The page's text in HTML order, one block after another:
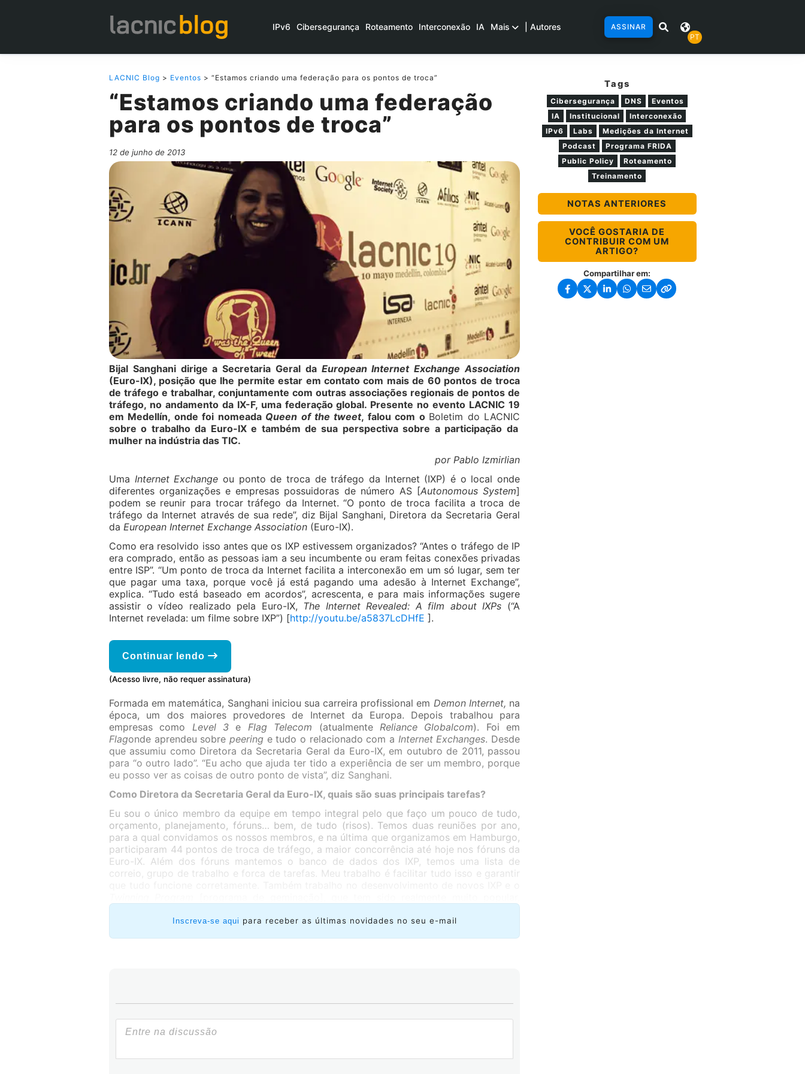
IPv6 Cibersegurança Roteamento Interconexão IA Mais | Autores
ASSINAR
PT
LACNIC Blog > Eventos > “Estamos criando uma federação para os pontos de troca”
“Estamos criando uma federação
para os pontos de troca”
12 de junho de 2013
Bijal Sanghani dirige a Secretaria Geral da European Internet Exchange Association
(Euro-IX), posição que lhe permite estar em contato com mais de 60 pontos de troca
de tráfego e trabalhar, conjuntamente com outras associações regionais de pontos de
tráfego, no andamento da IX-F, uma federação global. Presente no evento LACNIC 19
em Medellín, onde foi nomeada Queen of the tweet, falou com o Boletim do LACNIC
sobre o trabalho da Euro-IX e também de sua perspectiva sobre a participação da
mulher na indústria das TIC.
por Pablo Izmirlian
Uma Internet Exchange ou ponto de troca de tráfego da Internet (IXP) é o local onde
diferentes organizações e empresas possuidoras de número AS [Autonomous System]
podem se reunir para trocar tráfego da Internet. “O ponto de troca facilita a troca de
tráfego da Internet através de sua rede”, diz Bijal Sanghani, Diretora da Secretaria Geral
da European Internet Exchange Association (Euro-IX).
Como era resolvido isso antes que os IXP estivessem organizados? “Antes o tráfego de IP
era comprado, então as pessoas iam a seu incumbente ou eram feitas conexões privadas
entre ISP”. “Um ponto de troca da Internet facilita a interconexão em um só lugar, sem ter
que pagar uma taxa, porque você já está pagando uma adesão à Internet Exchange”,
explica. “Tudo está baseado em acordos”, acrescenta, e para mais informações sugere
assistir o vídeo realizado pela Euro-IX, The Internet Revealed: A film about IXPs (“A
Internet revelada: um filme sobre IXP”) [http://youtu.be/a5837LcDHfE ].
Continuar lendo
(Acesso livre, não requer assinatura)
Formada em matemática, Sanghani iniciou sua carreira profissional em Demon Internet, na
época, um dos maiores provedores de Internet da Europa. Depois trabalhou para
empresas como Level 3 e Flag Telecom (atualmente Reliance Globalcom). Foi em
Flagonde aprendeu sobre peering e tudo o relacionado com a Internet Exchanges. Desde
que assumiu como Diretora da Secretaria Geral da Euro-IX, em outubro de 2011, passou
para “o outro lado”. “Eu acho que ajuda ter tido a experiência de ser um membro, porque
eu posso ver as coisas de outro ponto de vista”, diz Sanghani.
Como Diretora da Secretaria Geral da Euro-IX, quais são suas principais tarefas?
Eu sou o único membro da equipe em tempo integral pelo que faço um pouco de tudo,
orçamento, planejamento, fóruns… bem, de tudo (risos). Temos duas reuniões por ano,
para a qual convidamos os nossos membros, e na última que organizamos em Hamburgo,
participaram 44 pontos de troca de tráfego, a maior concorrência até hoje nos fóruns da
Euro-IX. Além dos fóruns mantemos o banco de dados dos IXP, temos uma lista de
correio, grupo de trabalho e forca de tarefas. Meu trabalho é facilitar tudo isso e garantir
principalmente na África e na Ásia. Ainda não temos nenhum caso de geminação na
América Latina, mas esperamos que isso aconteça aqui também.
Inscreva-se aqui para receber as últimas novidades no seu e-mail
Tags
Cibersegurança DNS
Eventos
IA
Institucional
Interconexão
IPv6
Labs
Medições da Internet
Podcast
Programa FRIDA
Public Policy
Roteamento
Treinamento
NOTAS ANTERIORES
VOCÊ GOSTARIA DE
CONTRIBUIR COM UM
ARTIGO?
Compartilhar em: